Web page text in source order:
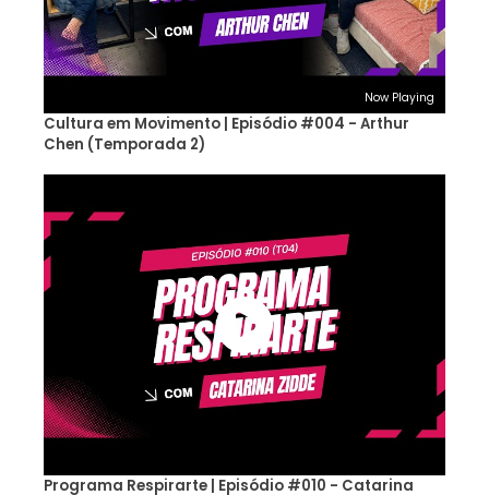
Now Playing
Cultura em Movimento | Episódio #004 - Arthur
Chen (Temporada 2)
Programa Respirarte | Episódio #010 - Catarina